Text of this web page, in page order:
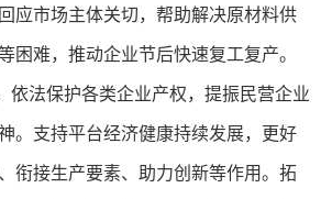
应市场主体关切，帮助解决原材料供
困难，推动企业节后快速复工复产。
依法保护各类企业产权，提振民营企业
。支持平台经济健康持续发展，更好
衔接生产要素、助力创新等作用。拓